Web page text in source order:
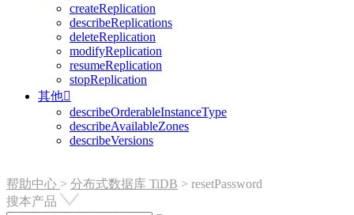
createReplication
describeReplications
deleteReplication
modifyReplication
resumeReplication
stopReplication
其他
describeOrderableInstanceType
describeAvailableZones
describeVersions
帮助中心 > 分布式数据库 TiDB > resetPassword
搜本产品